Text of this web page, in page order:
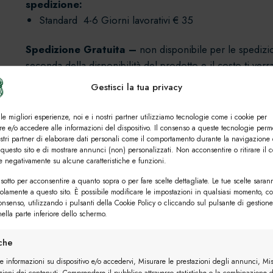
Gestisci la tua privacy
migliori esperienze, noi e i nostri partner utilizziamo tecnologie come i cookie per
e/o accedere alle informazioni del dispositivo. Il consenso a queste tecnologie
partner di elaborare dati personali come il comportamento durante la
sito e di mostrare annunci (non) personalizzati. Non acconsentire o ritirare il
negativamente su alcune caratteristiche e funzioni.
per acconsentire a quanto sopra o per fare scelte dettagliate. Le tue scelte
a questo sito. È possibile modificare le impostazioni in qualsiasi momento,
utilizzando i pulsanti della Cookie Policy o cliccando sul pulsante di
parte inferiore dello schermo.
informazioni su dispositivo e/o accedervi, Misurare le prestazioni degli annunci,
spedizione:
Standard 4-6 Giorni lavorativi € 35
Spedizione Gratuita – non disponibile per le
seconda della disponibilità del prodotto e il costo ti
Se la zona in cui abiti non è servita
consegna possono subire una variazione.
La
esclusi i giorni festivi. Se l’articolo desiderato è
la consegna avverrà entro il giorno lavorativo
pagare solo con bonifico, carta di credito, apple
Exspress 6-8 Gionri lavorativi €55